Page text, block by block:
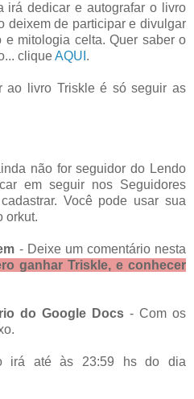
irá dedicar e autografar o livro
deixem de participar e divulgar
mitologia celta. Quer saber o
cliqueAQUI .
ao livro Triskle é só seguir as
não for seguidor do Lendo
em seguir nos Seguidores
Você pode usar sua
orkut.
- Deixe um comentário nesta
ganhar Triskle, e conhecer
do Google Docs - Com os
irá até às 23:59 hs do dia